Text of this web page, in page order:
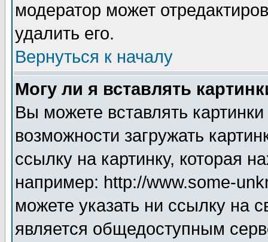
модератор может
удалить его.
Вернуться к началу
Могу ли я вставлять
Вы можете вставлять
возможности загружать
ссылку на картинку, которая
например: http://www.some-
можете указать ни ссылку на
является общедоступным